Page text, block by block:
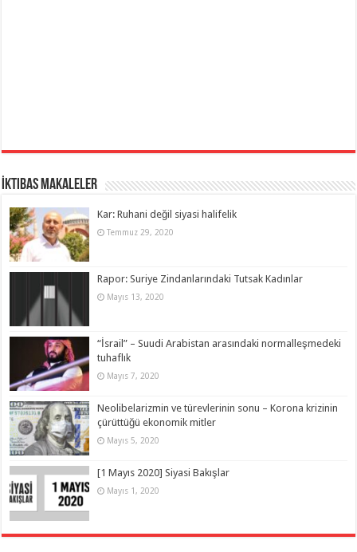
İktibas Makaleler
Kar: Ruhani değil siyasi halifelik
Temmuz 29, 2020
Rapor: Suriye Zindanlarındaki Tutsak Kadınlar
Mayıs 13, 2020
“İsrail” – Suudi Arabistan arasındaki normalleşmedeki
tuhaflık
Mayıs 7, 2020
Neolibelarizmin ve türevlerinin sonu – Korona krizinin
çürüttüğü ekonomik mitler
Mayıs 5, 2020
[1 Mayıs 2020] Siyasi Bakışlar
Mayıs 1, 2020